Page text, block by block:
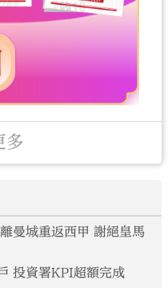
多
重返西甲 謝絕皇馬
投資署KPI超額完成